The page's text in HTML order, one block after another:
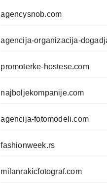
agencysnob.com
agencija-organizacija-
promoterke-hostese.com
najboljekompanije.com
agencija-fotomodeli.com
fashionweek.rs
milanrakicfotograf.com